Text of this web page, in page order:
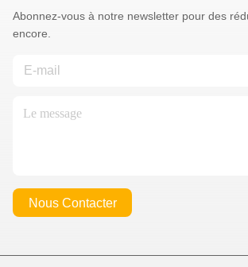
Abonnez-vous à notre newsletter pour des
encore.
Nous Contacter